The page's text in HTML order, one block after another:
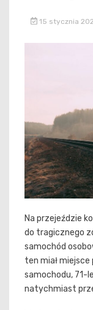
15 stycznia
Na przejeździe
do tragicznego
samochód
ten miał miejsce
samochodu, 71-
natychmiast